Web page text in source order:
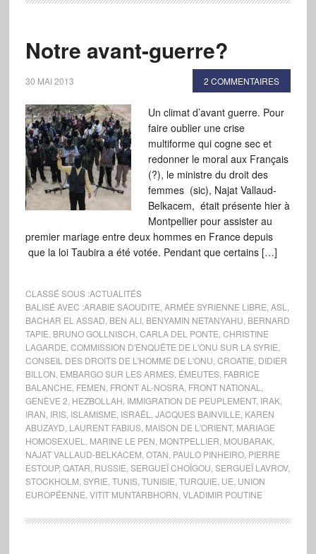
Notre avant-guerre?
30 MAI 2013 2 COMMENTAIRES
Un climat d’avant guerre. Pour
faire oublier une crise
multiforme qui cogne sec et
redonner le moral aux Français
(?), le ministre du droit des
femmes (sic), Najat Vallaud-
Belkacem, était présente hier à
Montpellier pour assister au
premier mariage entre deux hommes en France depuis
que la loi Taubira a été votée. Pendant que certains […]
CLASSÉ SOUS :ACTUALITÉS
BALISÉ AVEC :ARABIE SAOUDITE ARMÉE SYRIENNE LIBRE ASL
BACHAR EL ASSAD BEN ALI, BENYAMIN NETANYAHU BERNARD
TAPIE BRUNO GOLLNISCH CARLA DEL PONTE CHRISTINE
LAGARDE COMMISSION D'ENQUÊTE DE L'ONU SUR LA SYRIE
CONSEIL DES DROITS DE L'HOMME DE L'ONU CROATIE DIDIER
BILLON EMBARGO SUR LES ARMES, ÉMEUTES, FABRICE
BALANCHE FEMEN FRONT AL-NOSRA, FRONT NATIONAL
GENÈVE 2 HEZBOLLAH IMMIGRATION DE PEUPLEMENT, IRAK,
IRAN IRIS, ISLAMISME ISRAËL JACQUES BAINVILLE KAREN
ABUZAYD LAURENT FABIUS, MAISON DE L'ORIENT, MARIAGE
HOMOSEXUEL
MARINE LE PEN MONTPELLIER MOUBARAK,
NAJAT VALLAUD-BELKACEM OTAN PAULO PINHEIRO, PIERRE
ESTOUP, QATAR RUSSIE SERGUEÏ CHOÏGOU SERGUEÏ LAVROV,
STOCKHOLM SYRIE TUNIS, TUNISIE TURQUIE UE UNION
EUROPÉENNE VITIT MUNTARBHORN VLADIMIR POUTINE